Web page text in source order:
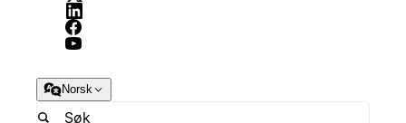
Norsk